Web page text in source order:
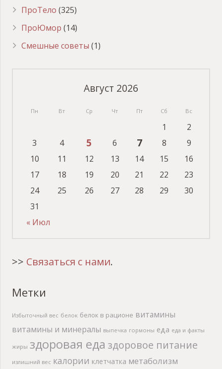
ПроТело (325)
ПроЮмор (14)
Смешные советы (1)
Август 2026
Пн Вт Ср Чт Пт Сб Вс
« Июл
1
2
3
4 5 6 7 8
9
10
11 12 13 14 15
16
17
18 19 20 21 22
23
24
25 26 27 28 29
30
31
>> Связаться с нами.
Метки
Избыточный вес белок белок в рационе витамины
витамины и минералы выпечка гормоны еда еда и факты
жиры здоровая еда здоровое питание
излишний вес калории клетчатка метаболизм